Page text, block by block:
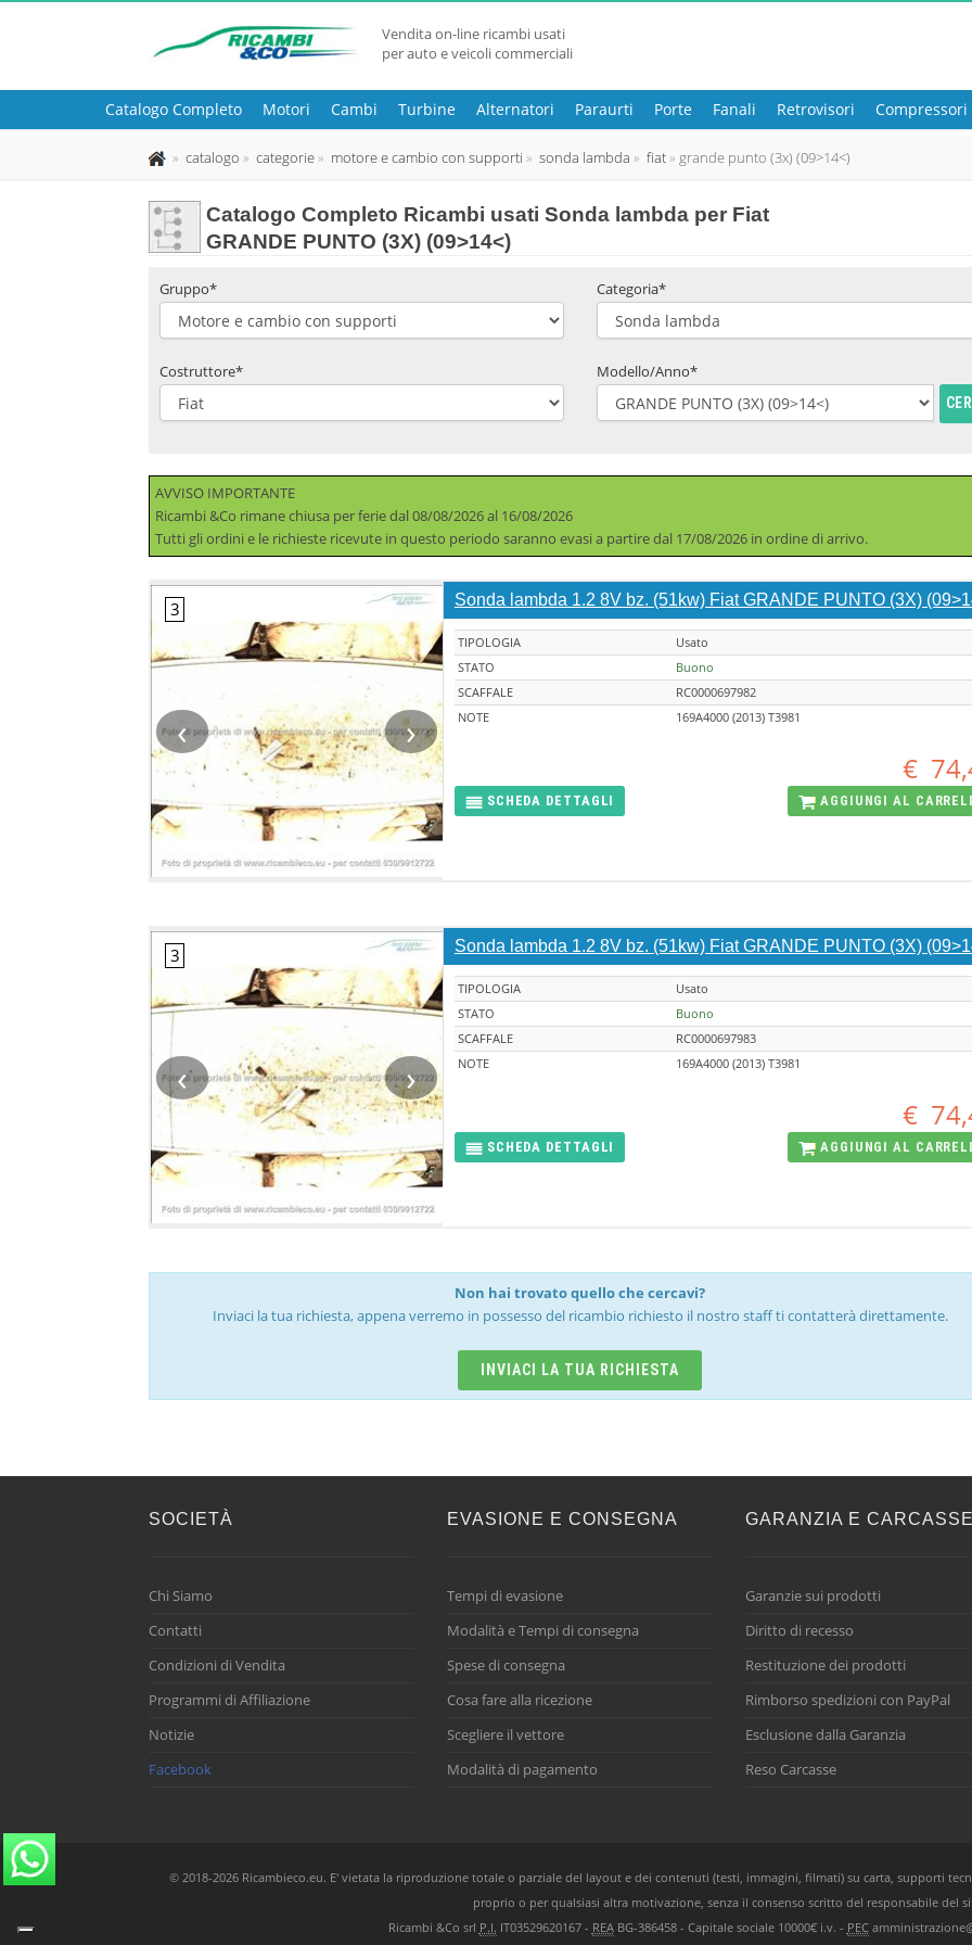
Vendita on-line ricambi usati
per auto e veicoli commerciali
Catalogo Completo Motori Cambi Turbine Alternatori Paraurti Porte Fanali Retrovisori Compressori
catalogo categorie motore e cambio con supporti sonda lambda fiat grande punto (3x) (09>14<)
Catalogo Completo Ricambi usati Sonda lambda per Fiat
GRANDE PUNTO (3X) (09>14<)
Gruppo* Categoria*
Costruttore* Modello/Anno*
AVVISO IMPORTANTE
Ricambi &Co rimane chiusa per ferie dal 08/08/2026 al 16/08/2026
Tutti gli ordini e le richieste ricevute in questo periodo saranno evasi a partire dal 17/08/2026 in ordine di arrivo.
‹ ›
Sonda lambda 1.2 8V bz. (51kw) Fiat GRANDE PUNTO (3X)
TIPOLOGIA
Usato
STATO
Buono
SCAFFALE
RC0000697982
NOTE
169A4000 (2013) T3981
€
SCHEDA DETTAGLI AGGIUNGI AL
‹ ›
Sonda lambda 1.2 8V bz. (51kw) Fiat GRANDE PUNTO (3X)
TIPOLOGIA
Usato
STATO
Buono
SCAFFALE
RC0000697983
NOTE
169A4000 (2013) T3981
€
SCHEDA DETTAGLI AGGIUNGI AL
Non hai trovato quello che cercavi?
Inviaci la tua richiesta, appena verremo in possesso del ricambio richiesto il nostro staff ti contatterà direttamente.
INVIACI LA TUA RICHIESTA
SOCIETÀ
Chi Siamo
Contatti
Condizioni di Vendita
Programmi di Affiliazione
Notizie
Facebook
EVASIONE E CONSEGNA
Tempi di evasione
Modalità e Tempi di consegna
Spese di consegna
Cosa fare alla ricezione
Scegliere il vettore
Modalità di pagamento
GARANZIA E CARCASSE
Garanzie sui prodotti
Diritto di recesso
Restituzione dei prodotti
Rimborso spedizioni con PayPal
Esclusione dalla Garanzia
Reso Carcasse
© 2018-2026 Ricambieco.eu. E' vietata la riproduzione totale o parziale del layout e dei contenuti (testi, immagini, filmati) su carta, supporti
proprio o per qualsiasi altra motivazione, senza il consenso scritto del responsabile del
Ricambi &Co srl P.I. IT03529620167 - REABG-386458 - Capitale sociale 10000€ i.v. - PEC